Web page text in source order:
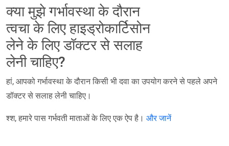
क्या मुझे गर्भावस्था के दौरान
त्वचा के लिए हाइड्रोकार्टिसोन
लेने के लिए डॉक्टर से सलाह
लेनी चाहिए?
हां, आपको गर्भावस्था के दौरान किसी भी दवा का उपयोग करने से पहले अपने
डॉक्टर से सलाह लेनी चाहिए।
श्श, हमारे पास गर्भवती माताओं के लिए एक ऐप है। और जानें